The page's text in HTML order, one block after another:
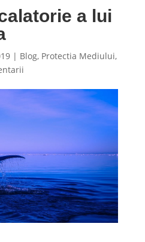
a lui
| Blog, Protectia Mediului,